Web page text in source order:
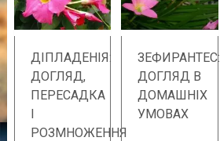
ДІПЛАДЕНІЯ:
ДОГЛЯД,
ПЕРЕСАДКА
І
РОЗМНОЖЕННЯ
ЗЕФИРАНТЕС:
ДОГЛЯД В
ДОМАШНІХ
УМОВАХ